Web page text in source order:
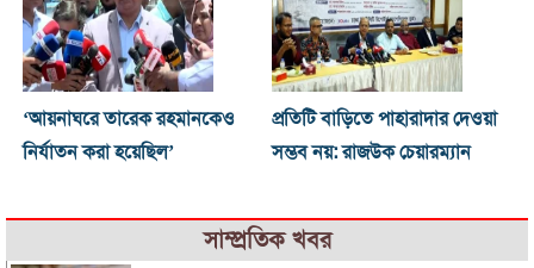
‘আয়নাঘরে তারেক রহমানকেও
নির্যাতন করা হয়েছিল’
প্রতিটি বাড়িতে পাহারাদার দেওয়া
সম্ভব নয়: রাজউক চেয়ারম্যান
সাম্প্রতিক খবর